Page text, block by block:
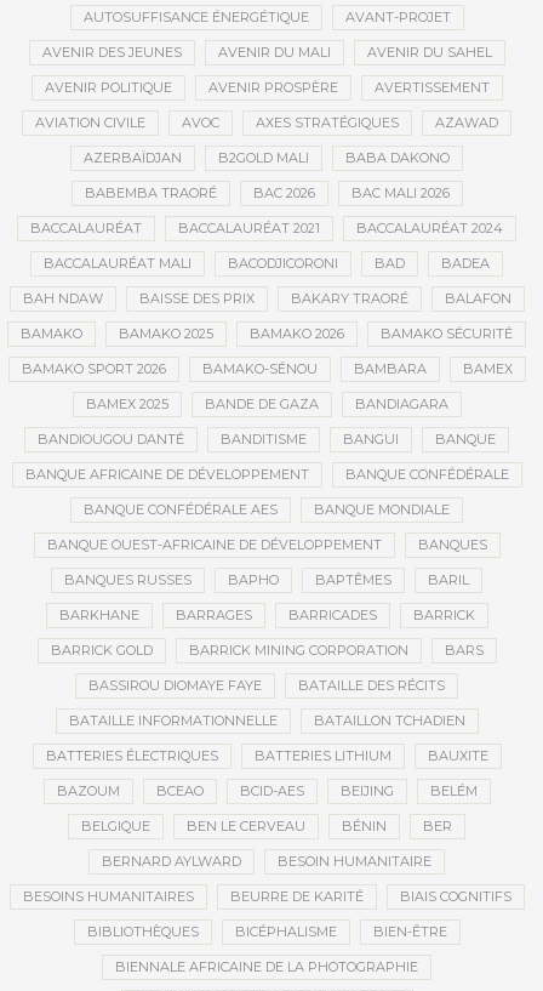
AUTOSUFFISANCE ÉNERGÉTIQUE AVANT-PROJET
AVENIR DES JEUNES AVENIR DU MALI AVENIR DU SAHEL
AVENIR POLITIQUE AVENIR PROSPÈRE AVERTISSEMENT
AVIATION CIVILE AVOC AXES STRATÉGIQUES AZAWAD
AZERBAÏDJAN B2GOLD MALI BABA DAKONO
BABEMBA TRAORÉ BAC 2026 BAC MALI 2026
BACCALAURÉAT BACCALAURÉAT 2021 BACCALAURÉAT 2024
BACCALAURÉAT MALI BACODJICORONI BAD BADEA
BAH NDAW BAISSE DES PRIX BAKARY TRAORÉ BALAFON
BAMAKO BAMAKO 2025 BAMAKO 2026 BAMAKO SÉCURITÉ
BAMAKO SPORT 2026 BAMAKO-SÉNOU BAMBARA BAMEX
BAMEX 2025 BANDE DE GAZA BANDIAGARA
BANDIOUGOU DANTÉ BANDITISME BANGUI BANQUE
BANQUE AFRICAINE DE DÉVELOPPEMENT BANQUE CONFÉDÉRALE
BANQUE CONFÉDÉRALE AES BANQUE MONDIALE
BANQUE OUEST-AFRICAINE DE DÉVELOPPEMENT BANQUES
BANQUES RUSSES BAPHO BAPTÊMES BARIL
BARKHANE BARRAGES BARRICADES BARRICK
BARRICK GOLD BARRICK MINING CORPORATION BARS
BASSIROU DIOMAYE FAYE BATAILLE DES RÉCITS
BATAILLE INFORMATIONNELLE BATAILLON TCHADIEN
BATTERIES ÉLECTRIQUES BATTERIES LITHIUM BAUXITE
BAZOUM BCEAO BCID-AES BEIJING BELÉM
BELGIQUE BEN LE CERVEAU BÉNIN BER
BERNARD AYLWARD BESOIN HUMANITAIRE
BESOINS HUMANITAIRES BEURRE DE KARITÉ BIAIS COGNITIFS
BIBLIOTHÈQUES BICÉPHALISME BIEN-ÊTRE
BIENNALE AFRICAINE DE LA PHOTOGRAPHIE